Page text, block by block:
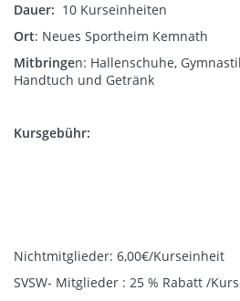
Dauer: 10 Kurseinheiten
Ort: Neues Sportheim Kemnath
Mitbringen: Hallenschuhe,
Handtuch und Getränk
Kursgebühr:
Nichtmitglieder: 6,00€/Kurseinheit
SVSW- Mitglieder : 25 % Rabatt /